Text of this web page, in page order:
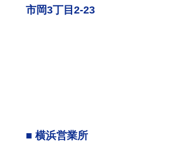
市岡3丁目2-23
■ 横浜営業所